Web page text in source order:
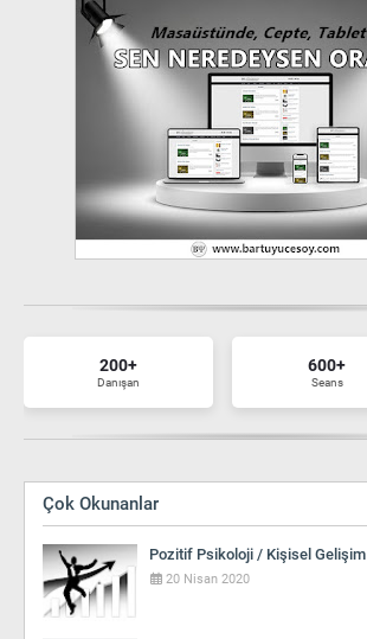
200+
Danışan
600+
Seans
Çok Okunanlar
Pozitif Psikoloji / Kişisel Gelişim
20 Nisan 2020